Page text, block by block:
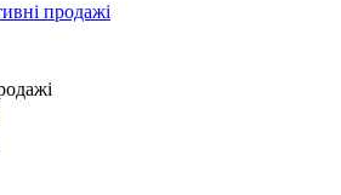
продажі